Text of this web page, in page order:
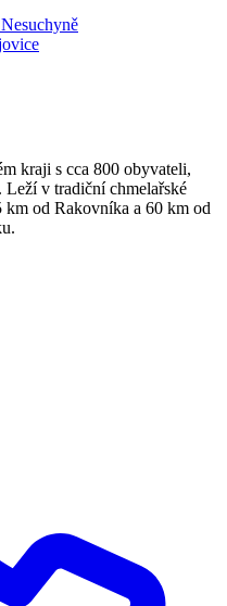
kraji s cca 800 obyvateli,
Leží v tradiční chmelařské
od Rakovníka a 60 km od